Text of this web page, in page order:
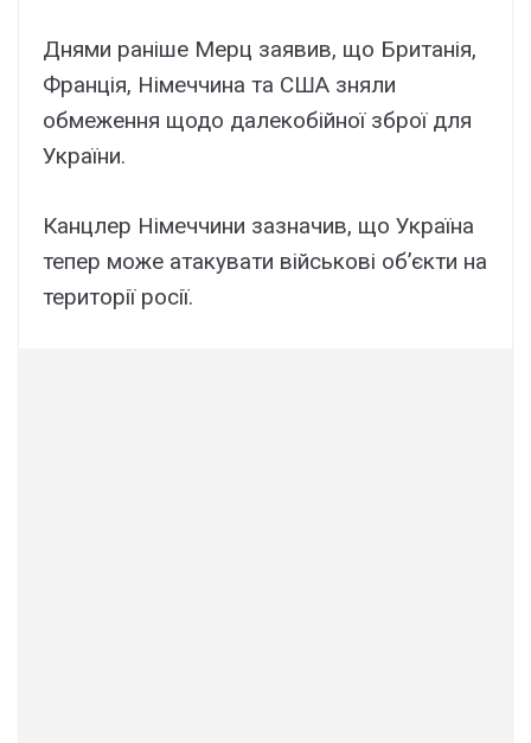
Днями раніше Мерц заявив, що Британія,
Франція, Німеччина та США зняли
обмеження щодо далекобійної зброї для
України.
Канцлер Німеччини зазначив, що Україна
тепер може атакувати військові об’єкти на
території росії.